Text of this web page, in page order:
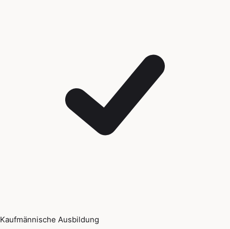
Kaufmännische Ausbildung